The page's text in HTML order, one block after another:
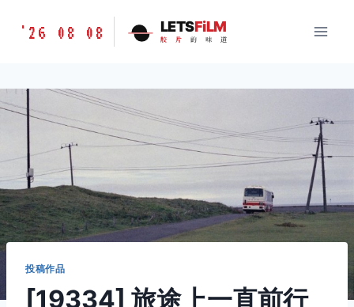
胶
味
道
LETSFILM
'26 08 08 LETSFiLM
胶 片 的 味 道
投稿作品
[19334] 旅途上一直前行